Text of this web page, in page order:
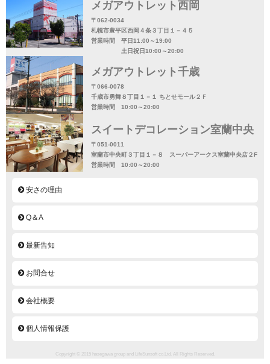
メガアウトレット西岡
〒062-0034
札幌市豊平区西岡４条３丁目１－４５
営業時間 平日11:00～19:00
土日祝日10:00～20:00
メガアウトレット千歳
〒066-0078
千歳市勇舞８丁目１－１ ちとせモール２Ｆ
営業時間 10:00～20:00
スイートデコレーション室蘭中央
〒051-0011
室蘭市中央町３丁目１－８ スーパーアークス室蘭中央店２F
営業時間 10:00～20:00
安さの理由
Q＆A
最新告知
お問合せ
会社概要
個人情報保護
Copyright © 2015 hasegawa group and LifeSunsoft co.Ltd. All Rights Reserved.